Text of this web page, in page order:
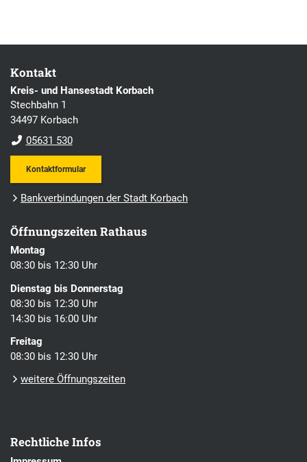
Kontakt
Kreis- und Hansestadt Korbach
Stechbahn 1
34497 Korbach
05631 530
Kontaktformular
Bankverbindungen der Stadt Korbach
Öffnungszeiten Rathaus
Montag
08:30 bis 12:30 Uhr
Dienstag bis Donnerstag
08:30 bis 12:30 Uhr
14:30 bis 16:00 Uhr
Freitag
08:30 bis 12:30 Uhr
weitere Öffnungszeiten
Rechtliche Infos